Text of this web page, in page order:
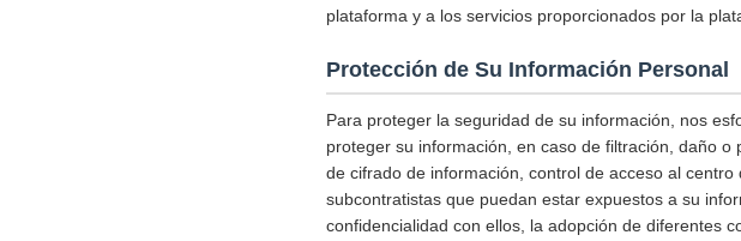
plataforma y a los servicios proporcionados por la
Protección de Su Información Personal
Para proteger la seguridad de su información, nos
proteger su información, en caso de filtración, daño
de cifrado de información, control de acceso al
subcontratistas que puedan estar expuestos a su
confidencialidad con ellos, la adopción de diferentes